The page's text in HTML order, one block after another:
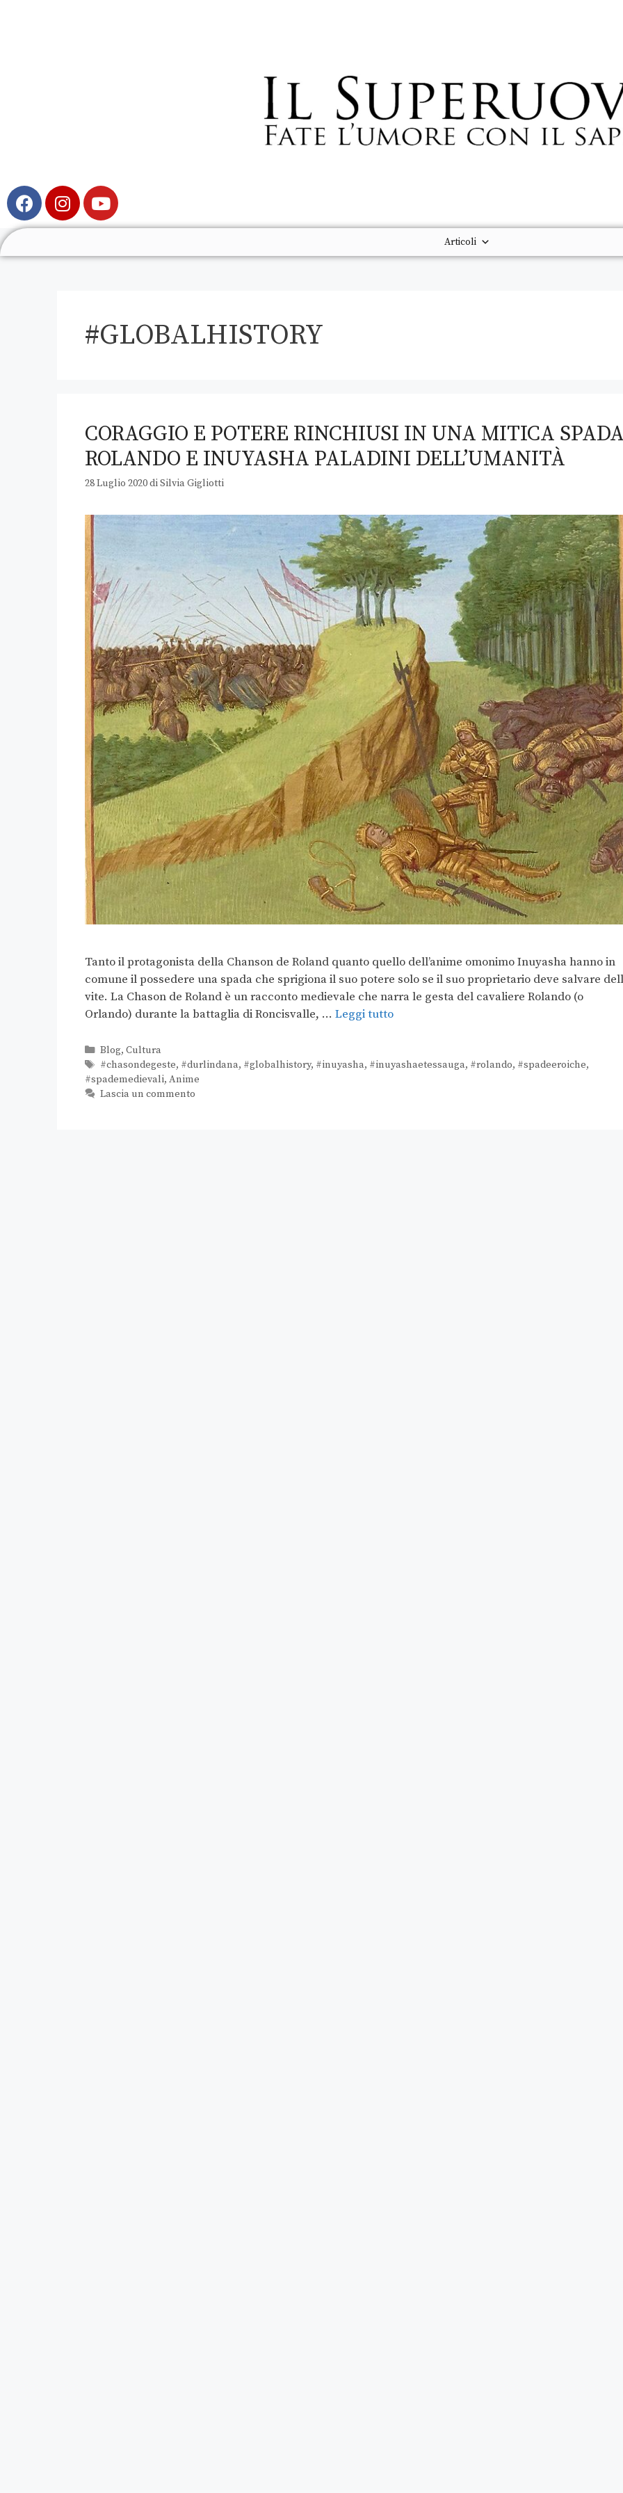
Articoli
#GLOBALHISTORY
CORAGGIO E POTERE RINCHIUSI IN UNA MITICA
ROLANDO E INUYASHA PALADINI DELL’UMANITÀ
28 Luglio 2020diSilvia Gigliotti
Tanto il protagonista della Chanson de Roland quanto quello dell’anime omonimo Inuyasha hanno in
comune il possedere una spada che sprigiona il suo potere solo se il suo proprietario deve salvare
vite. La Chason de Roland è un racconto medievale che narra le gesta del cavaliere Rolando (o
Orlando) durante la battaglia di Roncisvalle, … Leggi tutto
Blog, Cultura
#chasondegeste, #durlindana, #globalhistory, #inuyasha, #inuyashaetessauga, #rolando, #spadeeroiche,
#spademedievali, Anime
Lascia un commento